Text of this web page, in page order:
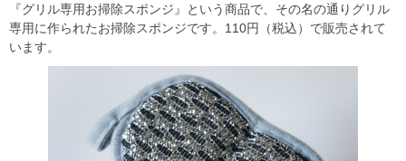
『グリル専用お掃除スポンジ』という商品で、その名の通りグリル
専用に作られたお掃除スポンジです。110円（税込）で販売されて
います。